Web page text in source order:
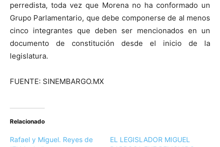
perredista, toda vez que Morena no ha conformado un
Grupo Parlamentario, que debe componerse de al menos
cinco integrantes que deben ser mencionados en un
documento de constitución desde el inicio de la
legislatura.
FUENTE: SINEMBARGO.MX
Relacionado
Rafael y Miguel. Reyes de
EL LEGISLADOR MIGUEL